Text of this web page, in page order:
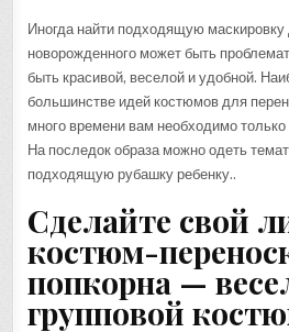
Иногда найти подходящую маскировку
новорожденного может быть
быть красивой, веселой и удобной.
большинстве идей костюмов для
много времени вам необходимо только
На последок образа можно одеть
подходящую рубашку ребенку..
Сделайте свой
костюм-
попкорна —
групповой